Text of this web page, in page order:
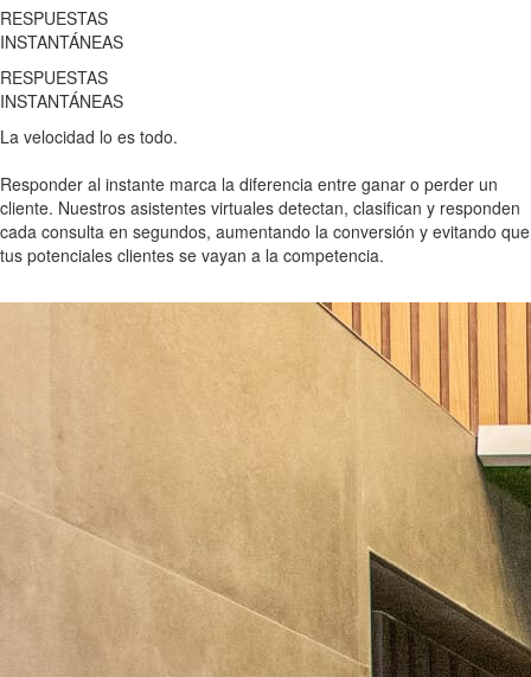
RESPUESTAS
INSTANTÁNEAS
RESPUESTAS
INSTANTÁNEAS
La velocidad lo es todo.
Responder al instante marca la diferencia entre ganar o perder un
cliente. Nuestros asistentes virtuales detectan, clasifican y responden
cada consulta en segundos, aumentando la conversión y evitando que
tus potenciales clientes se vayan a la competencia.